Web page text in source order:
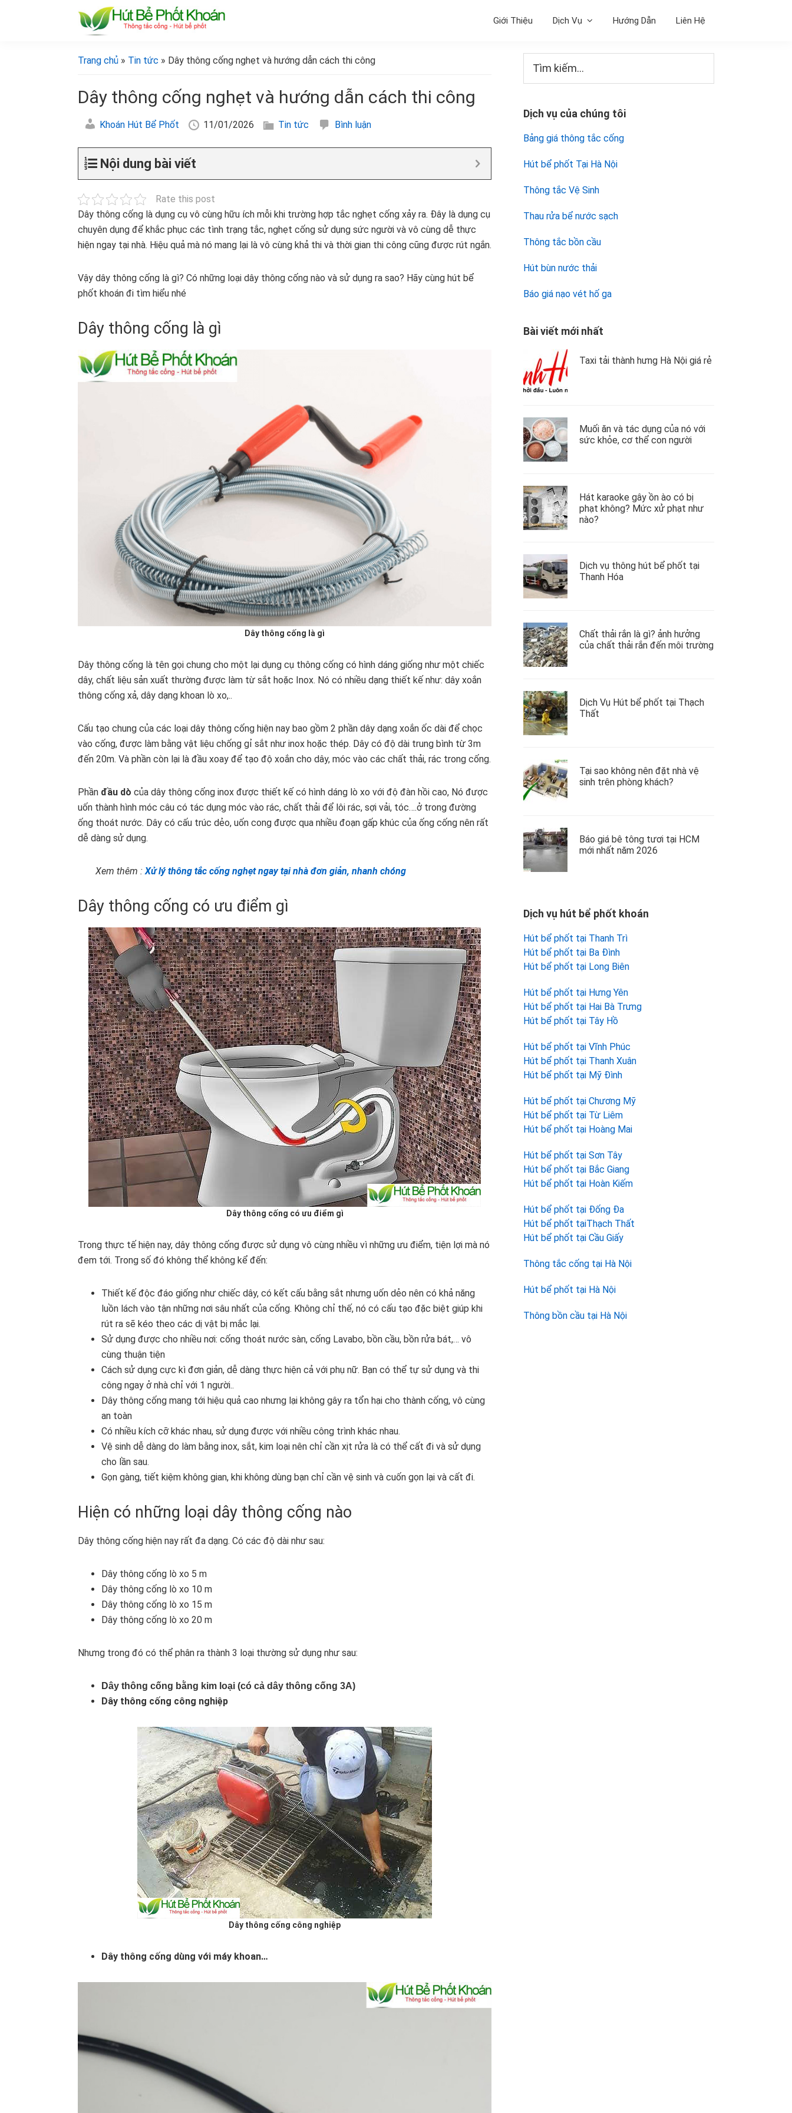
bể
phốt
bể
khoán]
Giới Thiệu Dịch Vụ Hướng Dẫn Liên Hệ
Trang chủ » Tin tức » Dây thông cống nghẹt và hướng dẫn cách thi công
Dây thông cống nghẹt và hướng dẫn cách thi công
Khoán Hút Bể Phốt 11/01/2026 Tin tức Bình luận
Nội dung bài viết
Rate this post
Dây thông cống là dụng cụ vô cùng hữu ích mỗi khi trường hợp tắc nghẹt cống xảy ra. Đây là dụng cụ
chuyên dụng để khắc phục các tình trạng tắc, nghẹt cống sử dụng sức người và vô cùng dễ thực
hiện ngay tại nhà. Hiệu quả mà nó mang lại là vô cùng khả thi và thời gian thi công cũng được rút ngắn.
Vậy dây thông cống là gì? Có những loại dây thông cống nào và sử dụng ra sao? Hãy cùng hút bể
phốt khoán đi tìm hiểu nhé
Dây thông cống là gì
Dây thông cống là gì
Dây thông cống là tên gọi chung cho một lại dụng cụ thông cống có hình dáng giống như một chiếc
dây, chất liệu sản xuất thường được làm từ sắt hoặc Inox. Nó có nhiều dạng thiết kế như: dây xoắn
thông cống xả, dây dạng khoan lò xo,..
Cấu tạo chung của các loại dây thông cống hiện nay bao gồm 2 phần dây dạng xoắn ốc dài để chọc
vào cống, được làm bằng vật liệu chống gỉ sắt như inox hoặc thép. Dây có độ dài trung bình từ 3m
đến 20m. Và phần còn lại là đầu xoay để tạo độ xoắn cho dây, móc vào các chất thải, rác trong cống.
Phần đầu dò của dây thông cống inox được thiết kế có hình dáng lò xo với độ đàn hồi cao, Nó được
uốn thành hình móc câu có tác dụng móc vào rác, chất thải để lôi rác, sợi vải, tóc….ở trong đường
ống thoát nước. Dây có cấu trúc dẻo, uốn cong được qua nhiều đoạn gấp khúc của ống cống nên rất
dễ dàng sử dụng.
Xem thêm : Xử lý thông tắc cống nghẹt ngay tại nhà đơn giản, nhanh chóng
Dây thông cống có ưu điểm gì
Dây thông cống có ưu điểm gì
Trong thực tế hiện nay, dây thông cống được sử dụng vô cùng nhiều vì những ưu điểm, tiện lợi mà nó
đem tới. Trong số đó không thể không kể đến:
Thiết kế độc đáo giống như chiếc dây, có kết cấu bằng sắt nhưng uốn dẻo nên có khả năng
luồn lách vào tận những nơi sâu nhất của cống. Không chỉ thế, nó có cấu tạo đặc biệt giúp khi
rút ra sẽ kéo theo các dị vật bị mắc lại.
Sử dụng được cho nhiều nơi: cống thoát nước sàn, cống Lavabo, bồn cầu, bồn rửa bát,… vô
cùng thuận tiện
Cách sử dụng cực kì đơn giản, dễ dàng thực hiện cả với phụ nữ. Bạn có thể tự sử dụng và thi
công ngay ở nhà chỉ với 1 người..
Dây thông cống mang tới hiệu quả cao nhưng lại không gây ra tổn hại cho thành cống, vô cùng
an toàn
Có nhiều kích cỡ khác nhau, sử dụng được với nhiều công trình khác nhau.
Vệ sinh dễ dàng do làm bằng inox, sắt, kim loại nên chỉ cần xịt rửa là có thể cất đi và sử dụng
cho lần sau.
Gọn gàng, tiết kiệm không gian, khi không dùng bạn chỉ cần vệ sinh và cuốn gọn lại và cất đi.
Hiện có những loại dây thông cống nào
Dây thông cống hiện nay rất đa dạng. Có các độ dài như sau:
Dây thông cống lò xo 5 m
Dây thông cống lò xo 10 m
Dây thông cống lò xo 15 m
Dây thông cống lò xo 20 m
Nhưng trong đó có thể phân ra thành 3 loại thường sử dụng như sau:
Dây thông cống bằng kim loại (có cả dây thông cống 3A)
Dây thông cống công nghiệp
Dây thông cống công nghiệp
Dây thông cống dùng với máy khoan…
Sidebar
chính
kiếm...
Dịch vụ của chúng tôi
Bảng giá thông tắc cống
Hút bể phốt Tại Hà Nội
Thông tắc Vệ Sinh
Thau rửa bể nước sạch
Thông tắc bồn cầu
Hút bùn nước thải
Báo giá nạo vét hố ga
Bài viết mới nhất
Taxi tải thành hưng Hà Nội giá rẻ
Muối ăn và tác dụng của nó với
sức khỏe, cơ thể con người
Hát karaoke gây ồn ào có bị
phạt không? Mức xử phạt như
nào?
Dịch vụ thông hút bể phốt tại
Thanh Hóa
Chất thải rắn là gì? ảnh hưởng
của chất thải rắn đến môi trường
Dịch Vụ Hút bể phốt tại Thạch
Thất
Tại sao không nên đặt nhà vệ
sinh trên phòng khách?
Báo giá bê tông tươi tại HCM
mới nhất năm 2026
Dịch vụ hút bể phốt khoán
Hút bể phốt tại Thanh Trì
Hút bể phốt tại Ba Đình
Hút bể phốt tại Long Biên
Hút bể phốt tại Hưng Yên
Hút bể phốt tại Hai Bà Trưng
Hút bể phốt tại Tây Hồ
Hút bể phốt tại Vĩnh Phúc
Hút bể phốt tại Thanh Xuân
Hút bể phốt tại Mỹ Đình
Hút bể phốt tại Chương Mỹ
Hút bể phốt tại Từ Liêm
Hút bể phốt tại Hoàng Mai
Hút bể phốt tại Sơn Tây
Hút bể phốt tại Bắc Giang
Hút bể phốt tại Hoàn Kiếm
Hút bể phốt tại Đống Đa
Hút bể phốt tạiThạch Thất
Hút bể phốt tại Cầu Giấy
Thông tắc cống tại Hà Nội
Hút bể phốt tại Hà Nội
Thông bồn cầu tại Hà Nội